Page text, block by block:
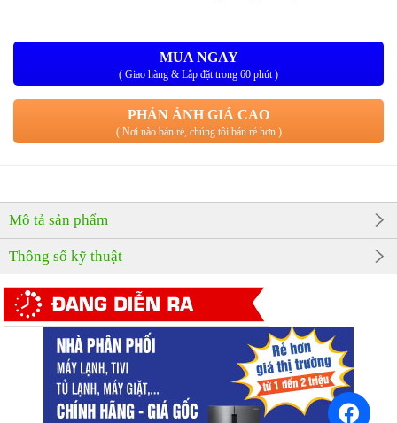
MUA NGAY
( Giao hàng & Lắp đặt trong 60 phút )
PHẢN ẢNH GIÁ CAO
( Nơi nào bán rẻ, chúng tôi bán rẻ hơn )
Mô tả sản phẩm
Thông số kỹ thuật